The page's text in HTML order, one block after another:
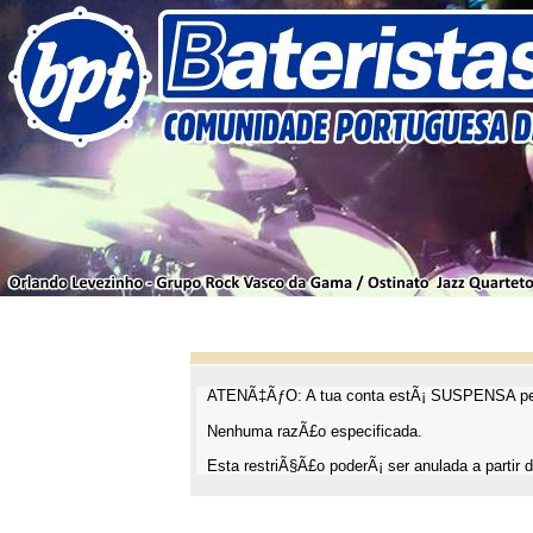
ATENÃ‡ÃƒO: A tua conta estÃ¡ SUSPENSA
Nenhuma razÃ£o especificada.
Esta restriÃ§Ã£o poderÃ¡ ser anulada a partir